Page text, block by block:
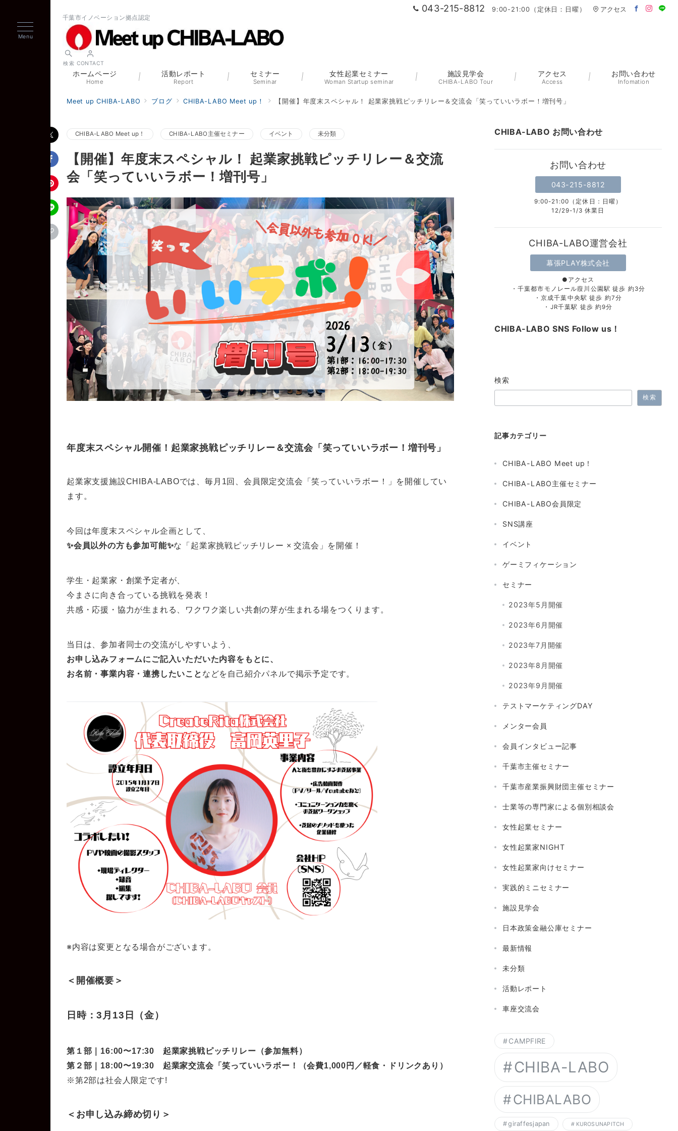
043-215-8812 9:00-21:00（定休日：日曜） アクセス
千葉市イノベーション拠点認定
検索 CONTACT
ホームページ
Home
活動レポート
Report
セミナー
Seminar
女性起業セミナー
Woman Startup seminar
施設見学会
CHIBA-LABO Tour
アクセス
Access
お問い合わせ
Infomation
Meet up CHIBA-LABO ブログ CHIBA-LABO Meet up！ 【開催】年度末スペシャル！ 起業家挑戦ピッチリレー＆交流会「笑っていいラボー！増刊号」
CHIBA-LABO Meet up！ CHIBA-LABO主催セミナー イベント 未分類
【開催】年度末スペシャル！ 起業家挑戦ピッチリレー＆交流
会「笑っていいラボー！増刊号」
年度末スペシャル開催！ 起業家挑戦ピッチリレー＆交流会「笑っていいラボー！増刊号」
起業家支援施設CHIBA-LABOでは、毎月1回、会員限定交流会「笑っていいラボー！」を開催してい
ます。
今回は年度末スペシャル企画として、
✨会員以外の方も参加可能✨な「起業家挑戦ピッチリレー × 交流会」を開催！
学生・起業家・創業予定者が、
今まさに向き合っている挑戦を発表！
共感・応援・協力が生まれる、
ワクワク楽しい共創の芽が生まれる場をつくります。
当日は、参加者同士の交流がしやすいよう、
お申し込みフォームにご記入いただいた内容をもとに、
お名前・事業内容・連携したいこと などを自己紹介パネルで掲示予定です。
※内容は変更となる場合がございます。
＜開催概要＞
日時：3月13日（金）
第１部｜16:00〜17:30 起業家挑戦ピッチリレー（参加無料）
第２部｜18:00〜19:30 起業家交流会「笑っていいラボー！（会費1,000円／軽食・ドリンクあり）
※第2部は社会人限定です!
＜お申し込み締め切り＞
CHIBA-LABO お問い合わせ
お問い合わせ
043-215-8812
9:00-21:00（定休日：日曜）
12/29-1/3 休業日
CHIBA-LABO運営会社
幕張PLAY株式会社
●アクセス
・千葉都市モノレール葭川公園駅 徒歩 約3分
・京成千葉中央駅 徒歩 約7分
・JR千葉駅 徒歩 約9分
CHIBA-LABO SNS Follow us！
検索
検索
記事カテゴリー
CHIBA-LABO Meet up！
CHIBA-LABO主催セミナー
CHIBA-LABO会員限定
SNS講座
イベント
ゲーミフィケーション
セミナー
2023年5月開催
2023年6月開催
2023年7月開催
2023年8月開催
2023年9月開催
テストマーケティングDAY
メンター会員
会員インタビュー記事
千葉市主催セミナー
千葉市産業振興財団主催セミナー
士業等の専門家による個別相談会
女性起業セミナー
女性起業家NIGHT
女性起業家向けセミナー
実践的ミニセミナー
施設見学会
日本政策金融公庫セミナー
最新情報
未分類
活動レポート
車座交流会
CAMPFIRE
CHIBA-LABO
CHIBALABO
giraffesjapan KUROSUNAPITCH
Menu